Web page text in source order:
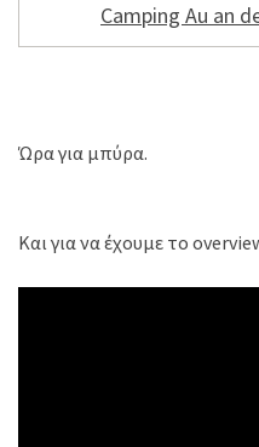
Camping Au an
Ώρα για μπύρα.
Και για να έχουμε το